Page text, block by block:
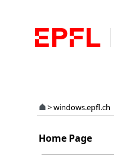
>windows.epfl.ch
Home Page